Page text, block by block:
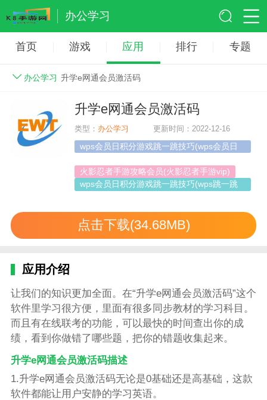
办公学习
首页 游戏 应用 排行 专题
办公学习 升学e网通会员激活码
升学e网通会员激活码
类型： 办公学习 更新时间：2022-12-16
wps会员日积分游戏跳一跳技巧(wps会员日
火影忍者手游攻略会员(火影忍者手游vip)
wps会员日积分游戏跳一跳技巧(wps跳一跳
点击下载(34.68MB)
应用介绍
让我们的知识更加全面。在“升学e网通会员激活码”这个
软件里学习很方便，里面有很多同步教材的学习科目。
而且有在线联考的功能，可以最快的时间查出你的成
绩，看到你做错了哪些题，把你的错题收集起来。
升学e网通会员激活码描述
1.升学e网通会员激活码无论是0基础还是高基础，这款
软件都能让用户安静的学习英语。